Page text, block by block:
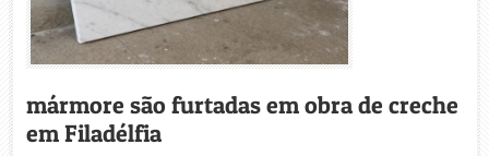
mármore são furtadas em obra de creche
em Filadélfia